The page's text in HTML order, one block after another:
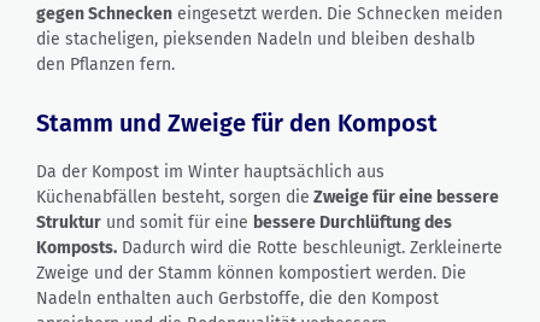
gegen Schnecken eingesetzt werden. Die Schnecken meiden
die stacheligen, pieksenden Nadeln und bleiben deshalb
den Pflanzen fern.
Stamm und Zweige für den Kompost
Da der Kompost im Winter hauptsächlich aus
Küchenabfällen besteht, sorgen die Zweige für eine bessere
Struktur und somit für eine bessere Durchlüftung des
Komposts. Dadurch wird die Rotte beschleunigt. Zerkleinerte
Zweige und der Stamm können kompostiert werden. Die
Nadeln enthalten auch Gerbstoffe, die den Kompost